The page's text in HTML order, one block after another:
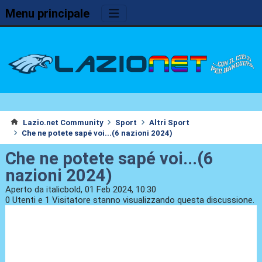
Menu principale
Lazio.net Community Sport
Altri Sport
Che ne potete sapé voi...(6 nazioni 2024)
Che ne potete sapé voi...(6
nazioni 2024)
Aperto da italicbold, 01 Feb 2024, 10:30
0 Utenti e 1 Visitatore stanno visualizzando questa discussione.